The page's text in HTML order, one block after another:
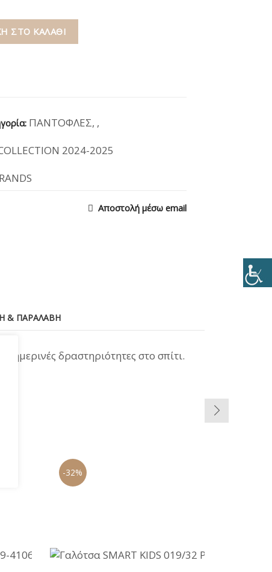
ΣΤΟ ΚΑΛΆΘΙ
ΠΑΝΤΟΦΛΕΣ, ,
2024-2025
Αποστολή μέσω email
& ΠΑΡΑΛΑΒΉ
δραστηριότητες στο σπίτι.
-32%